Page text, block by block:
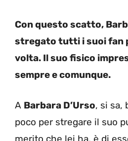
Con questo scatto,
stregato tutti i suoi fan
volta. Il suo fisico
sempre e comunque.
A Barbara D’Urso, si sa,
poco per stregare il suo